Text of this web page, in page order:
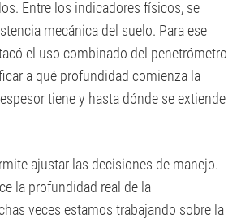
Entre los indicadores físicos, se
mecánica del suelo. Para ese
el uso combinado del penetrómetro
a qué profundidad comienza la
tiene y hasta dónde se extiende
ajustar las decisiones de manejo.
la profundidad real de la
veces estamos trabajando sobre la